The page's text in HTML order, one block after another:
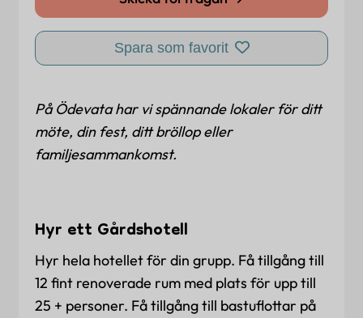
Spara som favorit
På Ödevata har vi spännande lokaler för ditt
möte, din fest, ditt bröllop eller
familjesammankomst.
Hyr ett Gårdshotell
Hyr hela hotellet för din grupp. Få tillgång till
12 fint renoverade rum med plats för upp till
25 + personer. Få tillgång till bastuflottar på